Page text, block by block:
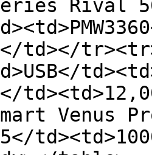
Rival
td></
Venus